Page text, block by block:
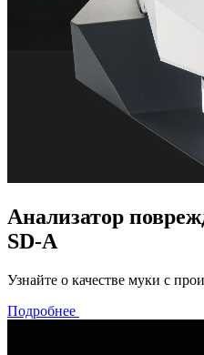
Анализатор
SD-A
Узнайте о качестве муки с
Подробнее